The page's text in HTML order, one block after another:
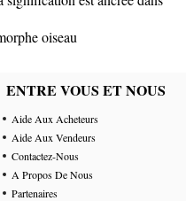
oiseau
ENTRE VOUS ET NOUS
Aide Aux Acheteurs
Aide Aux Vendeurs
Contactez-Nous
A Propos De Nous
Partenaires